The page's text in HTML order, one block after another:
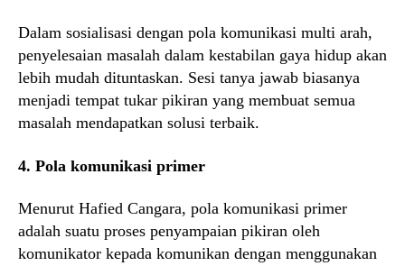
Dalam sosialisasi dengan pola komunikasi multi arah,
penyelesaian masalah dalam kestabilan gaya hidup akan
lebih mudah dituntaskan. Sesi tanya jawab biasanya
menjadi tempat tukar pikiran yang membuat semua
masalah mendapatkan solusi terbaik.
4. Pola komunikasi primer
Menurut Hafied Cangara, pola komunikasi primer
adalah suatu proses penyampaian pikiran oleh
komunikator kepada komunikan dengan menggunakan